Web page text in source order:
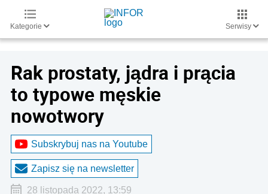
Kategorie Serwisy
Rak prostaty, jądra i prącia
to typowe męskie
nowotwory
Subskrybuj nas na Youtube
Zapisz się na newsletter
28 listopada 2022, 13:59